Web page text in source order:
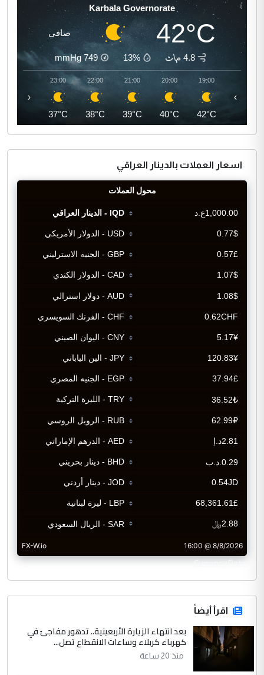
Karbala Governorate
42°C صافي
4.8 م\ث 13%
749
mmHg
19:00
42°C
20:00
40°C
21:00
39°C
22:00
38°C
23:00
37°C
‹ ›
اسعار العملات بالدينار العراقي
CurrencyRate
اقرأ أيضاً
بعد انتهاء الزيارة الأربعينية.. تدهور مفاجئ في
كهرباء كربلاء وساعات الانقطاع تصل...
منذ 20 ساعة